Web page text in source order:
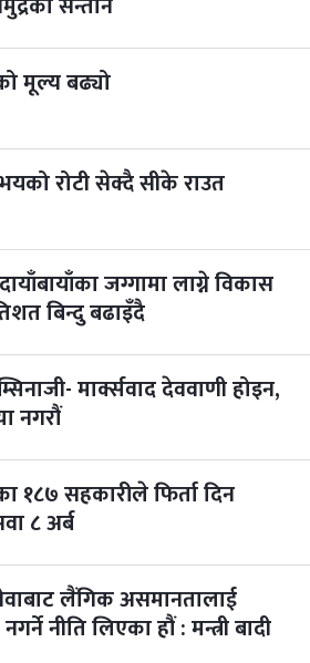
2027
मूल्य बढ्यो
रोटी सेक्दै सीके राउत
जग्गामा लाग्ने विकास
बिन्दु बढाइँदै
मार्क्सवाद देववाणी होइन,
नगरौं
१८७ सहकारीले फिर्ता दिन
८ अर्ब
लैंगिक असमानतालाई
नीति लिएका हौं : मन्त्री बादी